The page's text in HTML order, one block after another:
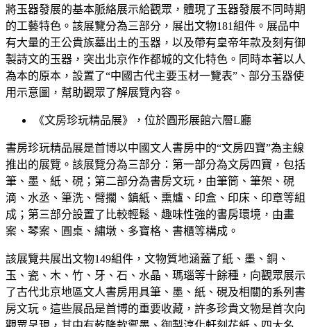
將玉器發展的基本脈絡展示給觀眾，體現了玉器發展不同時期
的工藝特色。該展覽分為三部分，展出文物181組件。展品中
有大量的王公貴族墓出土的玉器，以及帶有皇帝年款及刻有御
製詩文的玉器，突出北京作作都城的文化特色。同時本著以人
為本的原本，設置了“中國古代主要玉材一覽表”、部分玉器使
用示意圖，幫助觀眾了解展覽內容。
《文房珍玩精品展》，位於圓形展館六層L廳
書房珍玩精品展是首博以中國文人書房中的“文房四寶”為主線
推出的展覽。該展覽分為三部分：第一部分為文房四寶，包括
筆、墨、紙、硯；第二部分為書房文玩，由筆筒、筆架、硯
滴、水丞、筆洗、臂擱、鎮紙、熏爐、印盒、印床、印章等組
成；第三部分設置了比較輕鬆、趣味性強的書房環境，由畫
案、琴案、圓桌、繡墩、多寶格、書櫃等構成。
該展覽共展出文物149組件，文物質地涵蓋了紙、墨、銅、
玉、瓷、木、竹、牙、石、水晶、瑪瑙等十餘種，向觀眾展示
了古代北京地區文人書房用具筆、墨、紙、硯及相關的系列書
房文玩。這些展品是首博的重要收藏，許多珍貴文物是首次向